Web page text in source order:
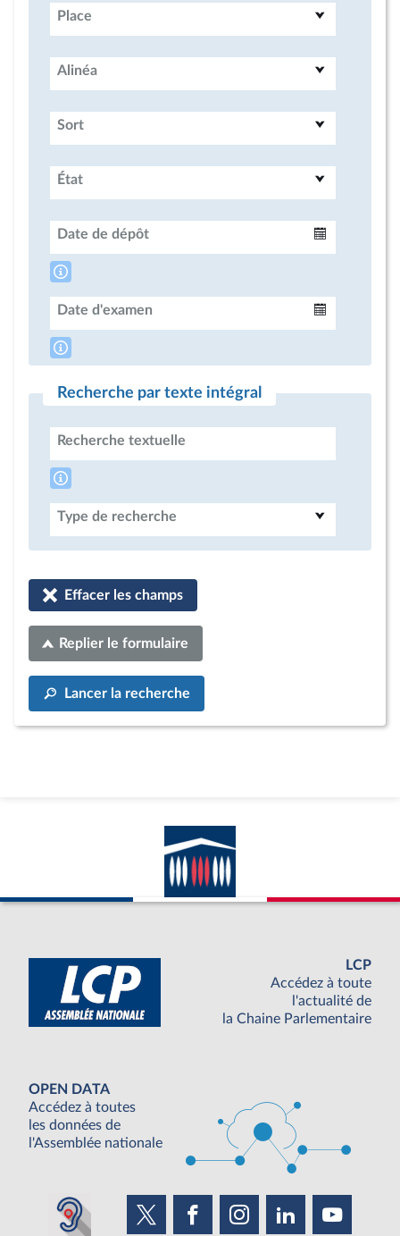
Place
Alinéa
Sort
État
Date de dépôt
Date d'examen
Recherche par texte intégral
Recherche textuelle
Type de recherche
Effacer les champs
Replier le formulaire
Lancer la recherche
LCP
Accédez à toute
l'actualité de
la Chaine Parlementaire
OPEN DATA
Accédez à toutes
les données de
l'Assemblée nationale